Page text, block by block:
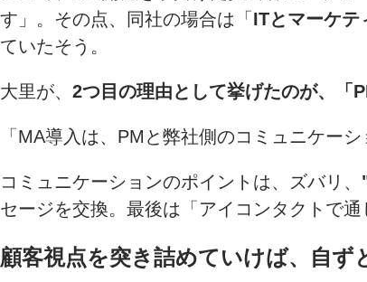
す」。その点、同社の場合は「 ITとマーケテ
ていたそう。
大里が、 2つ目の理由として挙げたのが、「
「MA導入は、PMと弊社側のコミュニケー
コミュニケーションのポイントは、ズバリ、
セージを交換。最後は「アイコンタクトで
顧客視点を突き詰めていけば、自ず